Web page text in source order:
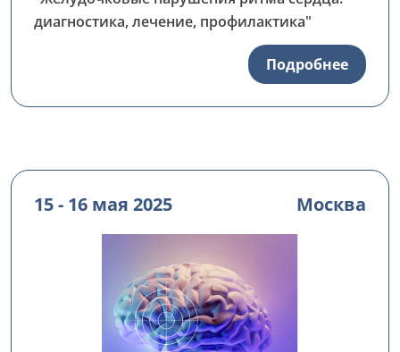
диагностика, лечение, профилактика"
Подробнее
15 - 16 мая 2025 Москва